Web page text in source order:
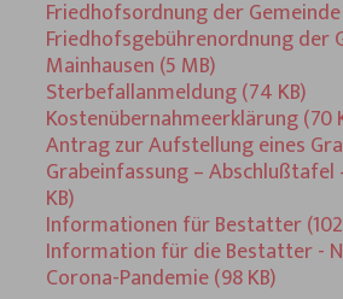
Friedhofsordnung der
Friedhofsgebührenordnung der
Mainhausen (5 MB)
Sterbefallanmeldung (74 KB)
Kostenübernahmeerklärung (70
Antrag zur Aufstellung eines
Grabeinfassung –
KB)
Informationen für Bestatter (102
Information für die Bestatter -
Corona-Pandemie (98 KB)